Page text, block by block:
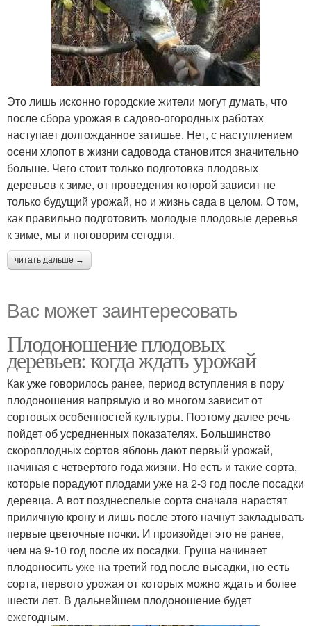
Это лишь исконно городские жители могут думать, что
после сбора урожая в садово-огородных работах
наступает долгожданное затишье. Нет, с наступлением
осени хлопот в жизни садовода становится значительно
больше. Чего стоит только подготовка плодовых
деревьев к зиме, от проведения которой зависит не
только будущий урожай, но и жизнь сада в целом. О том,
как правильно подготовить молодые плодовые деревья
к зиме, мы и поговорим сегодня.
читать дальше →
Вас может заинтересовать
Плодоношение плодовых
деревьев: когда ждать урожай
Как уже говорилось ранее, период вступления в пору
плодоношения напрямую и во многом зависит от
сортовых особенностей культуры. Поэтому далее речь
пойдет об усредненных показателях. Большинство
скороплодных сортов яблонь дают первый урожай,
начиная с четвертого года жизни. Но есть и такие сорта,
которые порадуют плодами уже на 2-3 год после посадки
деревца. А вот позднеспелые сорта сначала нарастят
приличную крону и лишь после этого начнут закладывать
первые цветочные почки. И произойдет это не ранее,
чем на 9-10 год после их посадки. Груша начинает
плодоносить уже на третий год после высадки, но есть
сорта, первого урожая от которых можно ждать и более
шести лет. В дальнейшем плодоношение будет
ежегодным.